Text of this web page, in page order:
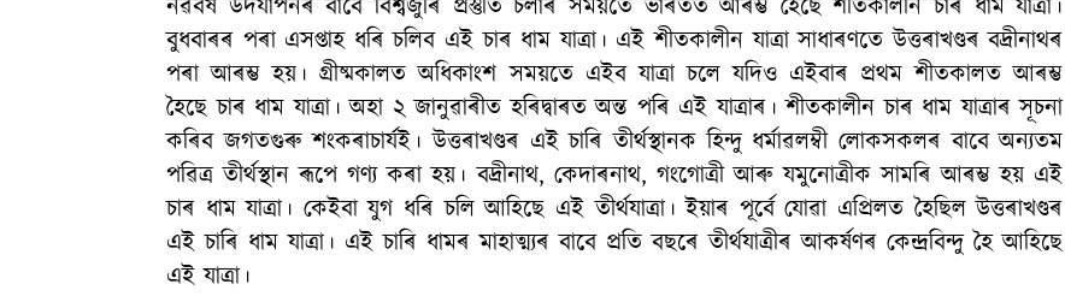
নৱবৰ্ষ উদযাপনৰ বাবে বিশ্বজুৰি প্ৰস্তুতি চলাৰ সময়তে ভাৰতত আৰম্ভ হৈছে শীতকালীন চাৰ ধাম যাত্ৰা।
বুধবাৰৰ পৰা এসপ্তাহ ধৰি চলিব এই চাৰ ধাম যাত্ৰা। এই শীতকালীন যাত্ৰা সাধাৰণতে উত্তৰাখণ্ডৰ বদ্ৰীনাথৰ
পৰা আৰম্ভ হয়। গ্ৰীষ্মকালত অধিকাংশ সময়তে এইব যাত্ৰা চলে যদিও এইবাৰ প্ৰথম শীতকালত আৰম্ভ
হৈছে চাৰ ধাম যাত্ৰা। অহা ২ জানুৱাৰীত হৰিদ্বাৰত অন্ত পৰি এই যাত্ৰাৰ। শীতকালীন চাৰ ধাম যাত্ৰাৰ সূচনা
কৰিব জগতগুৰু শংকৰাচাৰ্যই। উত্তৰাখণ্ডৰ এই চাৰি তীৰ্থস্থানক হিন্দু ধৰ্মাৱলম্বী লোকসকলৰ বাবে অন্যতম
পৱিত্ৰ তীৰ্থস্থান ৰূপে গণ্য কৰা হয়। বদ্ৰীনাথ, কেদাৰনাথ, গংগোত্ৰী আৰু যমুনোত্ৰীক সামৰি আৰম্ভ হয় এই
চাৰ ধাম যাত্ৰা। কেইবা যুগ ধৰি চলি আহিছে এই তীৰ্থযাত্ৰা। ইয়াৰ পূৰ্বে যোৱা এপ্ৰিলত হৈছিল উত্তৰাখণ্ডৰ
এই চাৰি ধাম যাত্ৰা। এই চাৰি ধামৰ মাহাত্ম্যৰ বাবে প্ৰতি বছৰে তীৰ্থযাত্ৰীৰ আকৰ্ষণৰ কেন্দ্ৰবিন্দু হৈ আহিছে
এই যাত্ৰা।